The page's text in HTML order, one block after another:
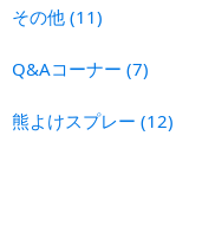
その他 (11)
Q&Aコーナー (7)
熊よけスプレー (12)